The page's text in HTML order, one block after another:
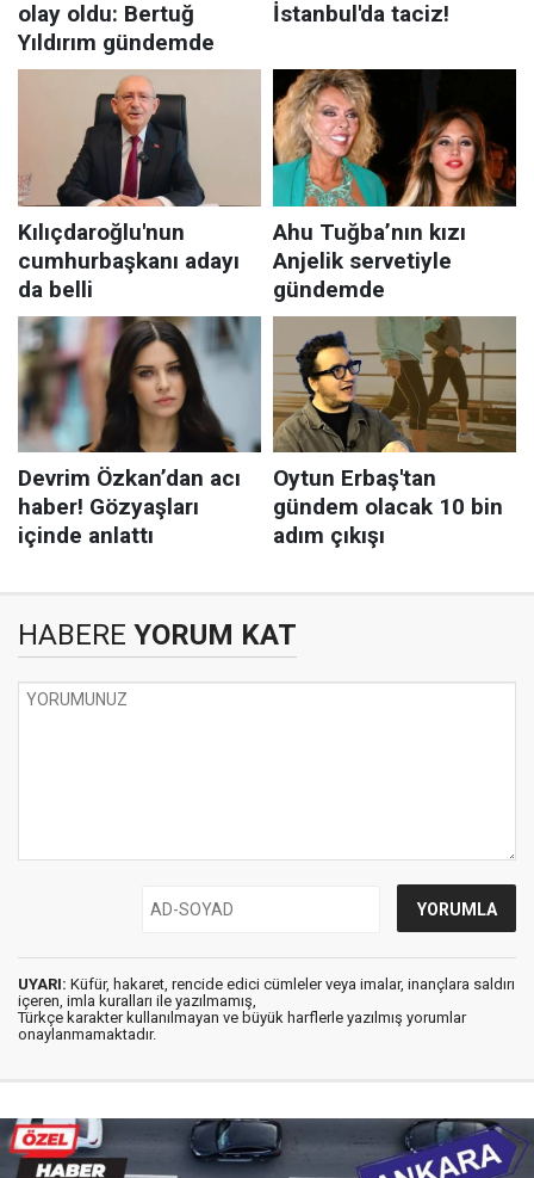
HABERE YORUM KAT
UYARI: Küfür, hakaret, rencide edici cümleler veya imalar, inançlara saldırı
içeren, imla kuralları ile yazılmamış,
Türkçe karakter kullanılmayan ve büyük harflerle yazılmış yorumlar
onaylanmamaktadır.